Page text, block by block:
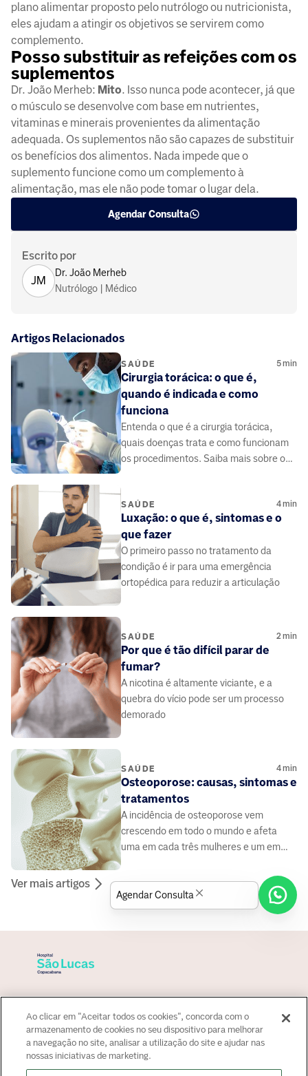
plano alimentar proposto pelo nutrólogo ou nutricionista,
eles ajudam a atingir os objetivos se servirem como
complemento.
Posso substituir as refeições com os
suplementos
Dr. João Merheb: Mito. Isso nunca pode acontecer, já que
o músculo se desenvolve com base em nutrientes,
vitaminas e minerais provenientes da alimentação
adequada. Os suplementos não são capazes de substituir
os benefícios dos alimentos. Nada impede que o
suplemento funcione como um complemento à
alimentação, mas ele não pode tomar o lugar dela.
Agendar Consulta
Escrito por
JM
Dr. João Merheb
Nutrólogo | Médico
Artigos Relacionados
SAÚDE 5min
Cirurgia torácica: o que é,
quando é indicada e como
funciona
Entenda o que é a cirurgia torácica,
quais doenças trata e como funcionam
os procedimentos. Saiba mais sobre os
SAÚDE 4min
Luxação: o que é, sintomas e o
que fazer
O primeiro passo no tratamento da
condição é ir para uma emergência
ortopédica para reduzir a articulação
SAÚDE 2min
Por que é tão difícil parar de
fumar?
A nicotina é altamente viciante, e a
quebra do vício pode ser um processo
demorado
SAÚDE 4min
Osteoporose: causas, sintomas e
tratamentos
A incidência de osteoporose vem
crescendo em todo o mundo e afeta
uma em cada três mulheres e um em
Ver mais artigos
Sobre o hospital
Para paciente
Convênios
Fale Conosco
Agendar Consulta
Ao clicar em "Aceitar todos os cookies", concorda com o
armazenamento de cookies no seu dispositivo para melhorar
a navegação no site, analisar a utilização do site e ajudar nas
nossas iniciativas de marketing.